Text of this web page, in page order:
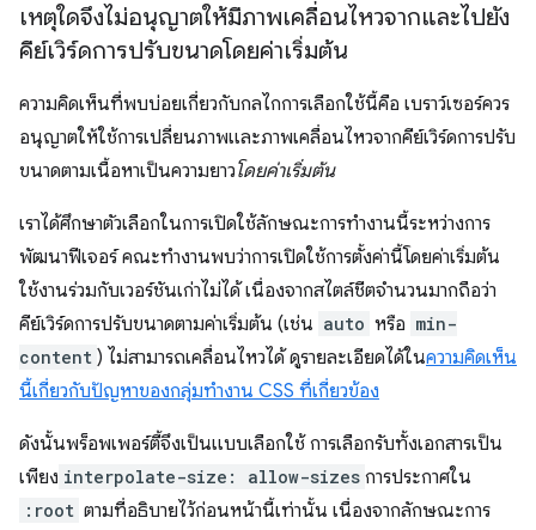
เหตุใดจึงไม่อนุญาตให้มีภาพเคลื่อนไหวจากและไปยัง
คีย์เวิร์ดการปรับขนาดโดยค่าเริ่มต้น
ความคิดเห็นที่พบบ่อยเกี่ยวกับกลไกการเลือกใช้นี้คือ เบราว์เซอร์ควร
อนุญาตให้ใช้การเปลี่ยนภาพและภาพเคลื่อนไหวจากคีย์เวิร์ดการปรับ
ขนาดตามเนื้อหาเป็นความยาวโดยค่าเริ่มต้น
เราได้ศึกษาตัวเลือกในการเปิดใช้ลักษณะการทำงานนี้ระหว่างการ
พัฒนาฟีเจอร์ คณะทำงานพบว่าการเปิดใช้การตั้งค่านี้โดยค่าเริ่มต้น
ใช้งานร่วมกับเวอร์ชันเก่าไม่ได้ เนื่องจากสไตล์ชีตจำนวนมากถือว่า
คีย์เวิร์ดการปรับขนาดตามค่าเริ่มต้น (เช่น auto หรือ min-
content ) ไม่สามารถเคลื่อนไหวได้ ดูรายละเอียดได้ในความคิดเห็น
นี้เกี่ยวกับปัญหาของกลุ่มทํางาน CSS ที่เกี่ยวข้อง
ดังนั้นพร็อพเพอร์ตี้จึงเป็นแบบเลือกใช้ การเลือกรับทั้งเอกสารเป็น
เพียง interpolate-size: allow-sizes การประกาศใน
:root ตามที่อธิบายไว้ก่อนหน้านี้เท่านั้น เนื่องจากลักษณะการ